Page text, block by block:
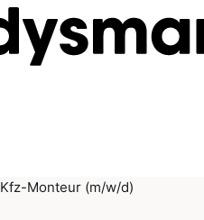
Kfz-Monteur (m/w/d)